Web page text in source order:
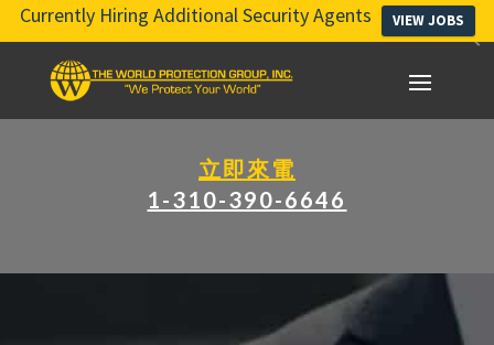
Currently Hiring Additional Security Agents VIEW JOBS
立即來電
1-310-390-6646